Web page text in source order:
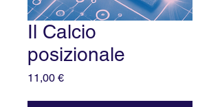
Il Calcio
posizionale
11,00 €Prezzo